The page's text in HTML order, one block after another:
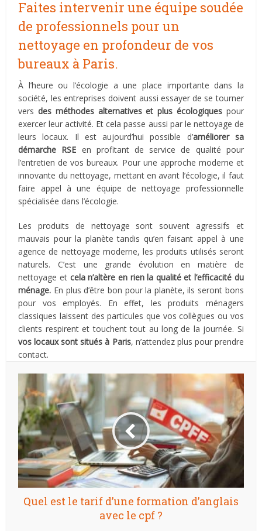
Faites intervenir une équipe soudée
de professionnels pour un
nettoyage en profondeur de vos
bureaux à Paris.
À l’heure ou l’écologie a une place importante dans la
société, les entreprises doivent aussi essayer de se tourner
versdes méthodes alternatives et plus écologiques pour
exercer leur activité. Et cela passe aussi par le nettoyage de
leurs locaux. Il est aujourd’hui possible d’améliorer sa
démarche RSE en profitant de service de qualité pour
l’entretien de vos bureaux. Pour une approche moderne et
innovante du nettoyage, mettant en avant l’écologie, il faut
faire appel à une équipe de nettoyage professionnelle
spécialisée dans l’écologie.
Les produits de nettoyage sont souvent agressifs et
mauvais pour la planète tandis qu’en faisant appel à une
agence de nettoyage moderne, les produits utilisés seront
naturels. C’est une grande évolution en matière de
nettoyage et cela n’altère en rien la qualité et l’efficacité du
ménage. En plus d’être bon pour la planète, ils seront bons
pour vos employés. En effet, les produits ménagers
classiques laissent des particules que vos collègues ou vos
clients respirent et touchent tout au long de la journée. Si
vos locaux sont situés à Paris, n’attendez plus pour prendre
contact.
Quel est le tarif d’une formation d’anglais
avec le cpf ?